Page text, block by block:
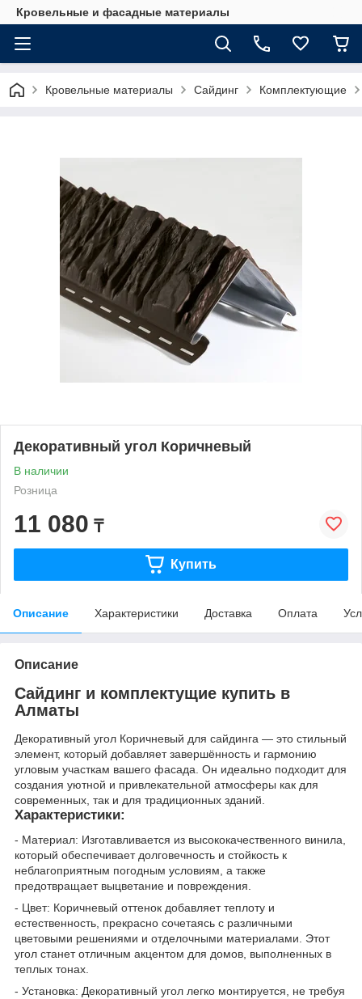
Кровельные и фасадные материалы
Кровельные материалы Сайдинг Комплектующие
Декоративный угол Коричневый
В наличии
Розница
11 080 ₸
Купить
Описание Характеристики Доставка Оплата
Описание
Сайдинг и комплектущие купить в
Алматы
Декоративный угол Коричневый для сайдинга — это стильный
элемент, который добавляет завершённость и гармонию
угловым участкам вашего фасада. Он идеально подходит для
создания уютной и привлекательной атмосферы как для
современных, так и для традиционных зданий.
Характеристики:
- Материал: Изготавливается из высококачественного винила,
который обеспечивает долговечность и стойкость к
неблагоприятным погодным условиям, а также
предотвращает выцветание и повреждения.
- Цвет: Коричневый оттенок добавляет теплоту и
естественность, прекрасно сочетаясь с различными
цветовыми решениями и отделочными материалами. Этот
угол станет отличным акцентом для домов, выполненных в
теплых тонах.
- Установка: Декоративный угол легко монтируется, не требуя